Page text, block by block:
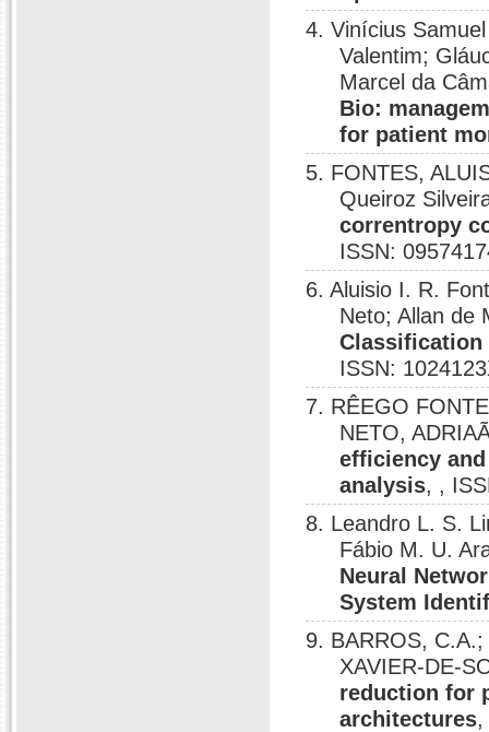
4. Vinícius
Valentim;
Marcel da
Bio:
for patient
5. FONTES,
Queiroz
correntropy
ISSN:
6. Aluisio I. R.
Neto; Allan de
Classification
ISSN:
7. RÊEGO
NETO,
efficiency
analysis, ,
8. Leandro L. S.
Fábio M. U.
Neural
System
9. BARROS,
XAVIER-DE-
reduction for
architectures,